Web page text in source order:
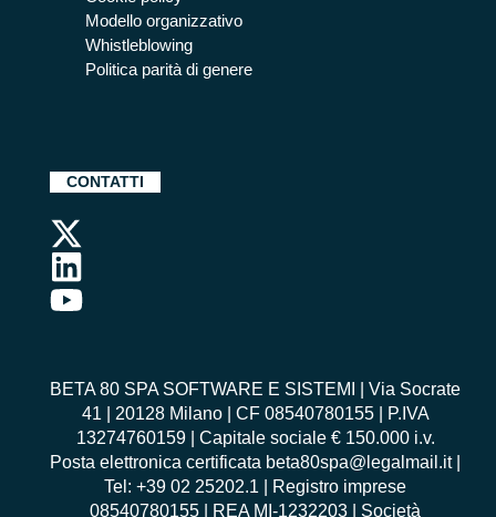
Modello organizzativo
Whistleblowing
Politica parità di genere
CONTATTI
BETA 80 SPA SOFTWARE E SISTEMI | Via Socrate
41 | 20128 Milano | CF 08540780155 | P.IVA
13274760159 | Capitale sociale € 150.000 i.v.
Posta elettronica certificata beta80spa@legalmail.it |
Tel: +39 02 25202.1 | Registro imprese
08540780155 | REA MI-1232203 | Società